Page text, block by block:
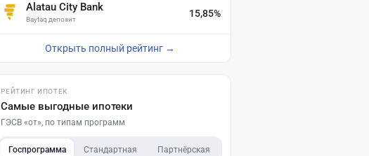
Alatau City Bank
Baytaq депозит
15,85%
Открыть полный рейтинг →
РЕЙТИНГ ИПОТЕК
Самые выгодные ипотеки
ГЭСВ «от», по типам программ
Госпрограмма Стандартная Партнёрская